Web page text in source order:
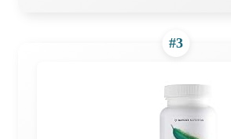
#3